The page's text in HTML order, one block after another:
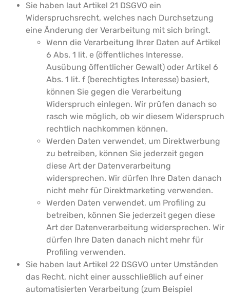
Sie haben laut Artikel 21 DSGVO ein
Widerspruchsrecht, welches nach Durchsetzung
eine Änderung der Verarbeitung mit sich bringt.
Wenn die Verarbeitung Ihrer Daten auf Artikel
6 Abs. 1 lit. e (öffentliches Interesse,
Ausübung öffentlicher Gewalt) oder Artikel 6
Abs. 1 lit. f (berechtigtes Interesse) basiert,
können Sie gegen die Verarbeitung
Widerspruch einlegen. Wir prüfen danach so
rasch wie möglich, ob wir diesem Widerspruch
rechtlich nachkommen können.
Werden Daten verwendet, um Direktwerbung
zu betreiben, können Sie jederzeit gegen
diese Art der Datenverarbeitung
widersprechen. Wir dürfen Ihre Daten danach
nicht mehr für Direktmarketing verwenden.
Werden Daten verwendet, um Profiling zu
betreiben, können Sie jederzeit gegen diese
Art der Datenverarbeitung widersprechen. Wir
dürfen Ihre Daten danach nicht mehr für
Profiling verwenden.
Sie haben laut Artikel 22 DSGVO unter Umständen
das Recht, nicht einer ausschließlich auf einer
automatisierten Verarbeitung (zum Beispiel